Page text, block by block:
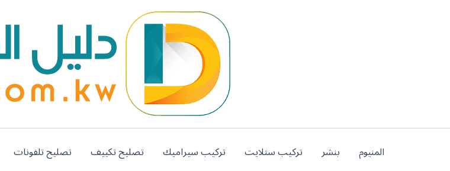
المنيوم بنشر تركيب ستلايت تركيب سيراميك تصليح تكييف تصليح تلفونات